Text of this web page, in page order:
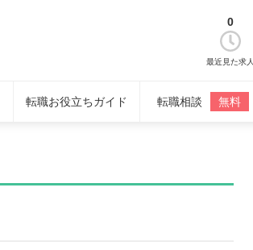
0
最近見た求人
転職お役立ちガイド 転職相談 無料